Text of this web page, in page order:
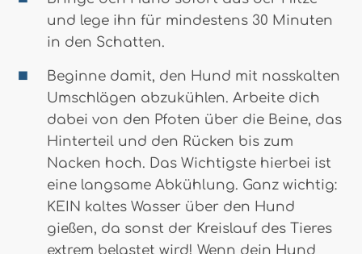
und lege ihn für mindestens 30 Minuten
in den Schatten.
Beginne damit, den Hund mit nasskalten
Umschlägen abzukühlen. Arbeite dich
dabei von den Pfoten über die Beine, das
Hinterteil und den Rücken bis zum
Nacken hoch. Das Wichtigste hierbei ist
eine langsame Abkühlung. Ganz wichtig:
KEIN kaltes Wasser über den Hund
gießen, da sonst der Kreislauf des Tieres
extrem belastet wird! Wenn dein Hund